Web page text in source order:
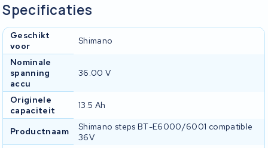
Specificaties
Geschikt
voor
Shimano
Nominale
spanning
accu
36.00 V
Originele
capaciteit
13.5 Ah
Productnaam
Shimano steps BT-E6000/6001 compatible
36V